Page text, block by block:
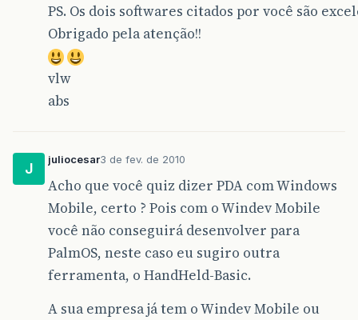
PS. Os dois softwares citados por você são
Obrigado pela atenção!!
vlw
abs
J
juliocesar3 de fev. de 2010
Acho que você quiz dizer PDA com Windows
Mobile, certo ? Pois com o Windev Mobile
você não conseguirá desenvolver para
PalmOS, neste caso eu sugiro outra
ferramenta, o HandHeld-Basic.
A sua empresa já tem o Windev Mobile ou